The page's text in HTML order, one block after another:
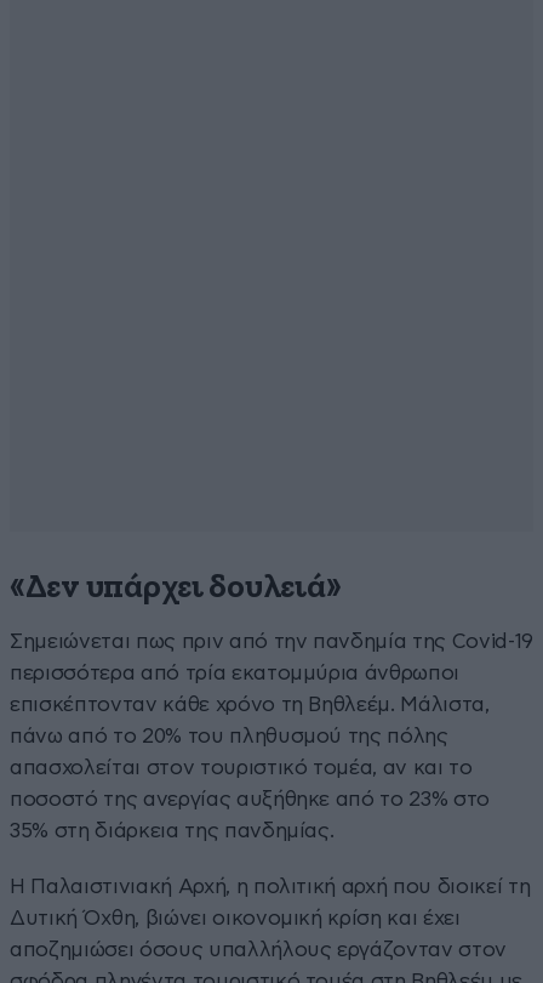
«Δεν υπάρχει δουλειά»
Σημειώνεται πως πριν από την πανδημία της Covid-19
περισσότερα από τρία εκατομμύρια άνθρωποι
επισκέπτονταν κάθε χρόνο τη Βηθλεέμ. Μάλιστα,
πάνω από το 20% του πληθυσμού της πόλης
απασχολείται στον τουριστικό τομέα, αν και το
ποσοστό της ανεργίας αυξήθηκε από το 23% στο
35% στη διάρκεια της πανδημίας.
Η Παλαιστινιακή Αρχή, η πολιτική αρχή που διοικεί τη
Δυτική Όχθη, βιώνει οικονομική κρίση και έχει
αποζημιώσει όσους υπαλλήλους εργάζονταν στον